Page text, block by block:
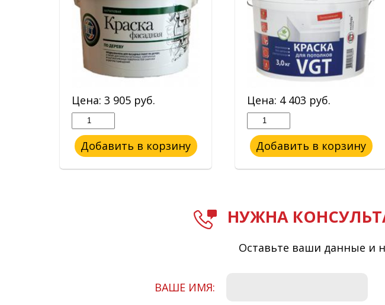
Цена: 3 905 руб.
Добавить в корзину
Цена: 4 403 руб.
Добавить в корзину
НУЖНА
Оставьте ваши данные и
ВАШЕ ИМЯ: